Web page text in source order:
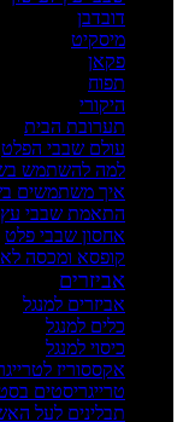
דובדבן
מיסקיט
פקאן
תפוח
היקורי
תערובת הבית
עולם שבבי הפלט
למה להשתמש
איך משתמשים
התאמת שבבי
אחסון שבבי פלט
קופסא ומכסה
אביזרים
אביזרים למנגל
כלים למנגל
כיסוי למנגל
אקססוריז
טרייגריסטים
תבלינים לעל